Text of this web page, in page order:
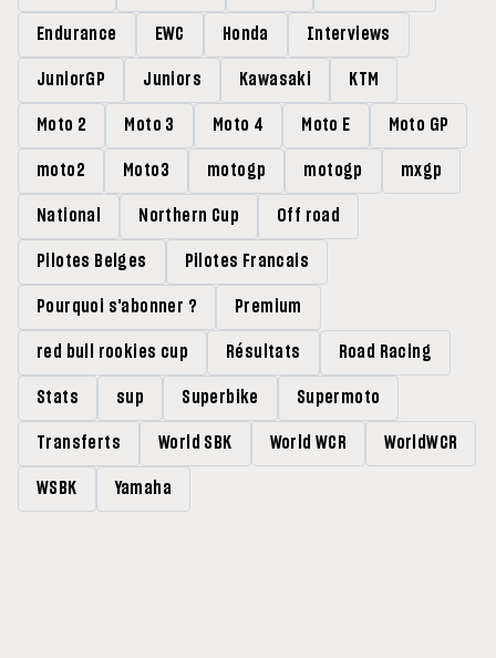
Endurance EWC Honda Interviews
JuniorGP Juniors Kawasaki KTM
Moto 2 Moto 3 Moto 4 Moto E Moto GP
moto2 Moto3 motogp motogp mxgp
National Northern Cup Off road
Pilotes Belges Pilotes Francais
Pourquoi s'abonner ? Premium
red bull rookies cup Résultats Road Racing
Stats sup Superbike Supermoto
Transferts World SBK World WCR WorldWCR
WSBK Yamaha